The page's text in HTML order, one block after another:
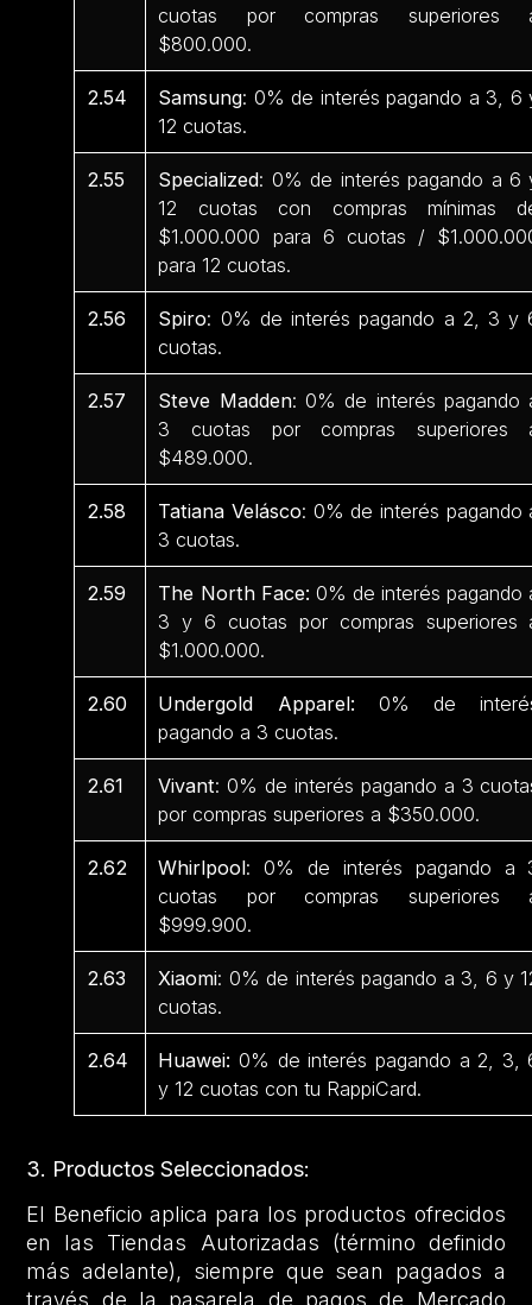
cuotas por compras superiores
$800.000.
2.54 Samsung: 0% de interés pagando a 3, 6
12 cuotas.
2.55 Specialized: 0% de interés pagando a 6
12 cuotas con compras mínimas
$1.000.000 para 6 cuotas /
para 12 cuotas.
2.56 Spiro: 0% de interés pagando a 2, 3 y
cuotas.
2.57 Steve Madden: 0% de interés pagando
3 cuotas por compras superiores
$489.000.
2.58 Tatiana Velásco: 0% de interés pagando
3 cuotas.
2.59 The North Face: 0% de interés pagando
3 y 6 cuotas por compras superiores
$1.000.000.
2.60 Undergold Apparel: 0% de
pagando a 3 cuotas.
2.61 Vivant: 0% de interés pagando a 3
por compras superiores a $350.000.
2.62 Whirlpool: 0% de interés pagando a
cuotas por compras superiores
$999.900.
2.63 Xiaomi: 0% de interés pagando a 3, 6 y
cuotas.
2.64 Huawei: 0% de interés pagando a 2, 3,
y 12 cuotas con tu RappiCard.
3. Productos Seleccionados:
El Beneficio aplica para los productos ofrecidos
en las Tiendas Autorizadas (término definido
más adelante), siempre que sean pagados a
través de la pasarela de pagos de Mercado